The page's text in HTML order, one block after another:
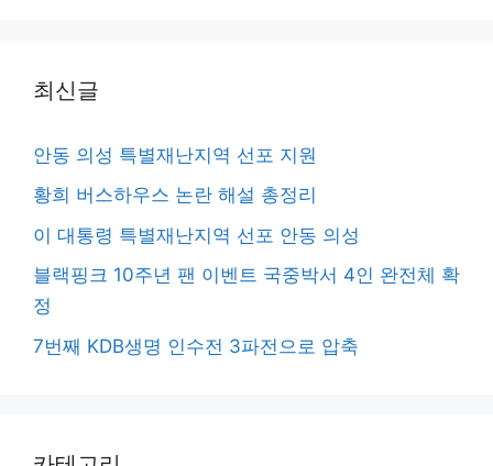
최신글
안동 의성 특별재난지역 선포 지원
황희 버스하우스 논란 해설 총정리
이 대통령 특별재난지역 선포 안동 의성
블랙핑크 10주년 팬 이벤트 국중박서 4인 완전체 확
정
7번째 KDB생명 인수전 3파전으로 압축